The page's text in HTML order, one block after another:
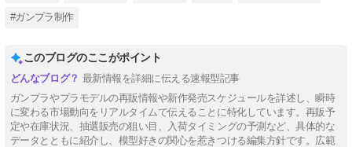
#ガンプラ制作
このブログのここがポイント
最新情報を詳細に伝える速報型記事
ガンプラやプラモデルの再販情報や新作発売スケジュールを詳述し、瞬時
に変わる市場動向をリアルタイムで伝えることに特化しています。再販予
定や在庫状況、抽選販売の狙い目、入荷タイミングの予測など、具体的な
データとともに紹介し、模型好きの関心を惹きつける編集方針です。広範